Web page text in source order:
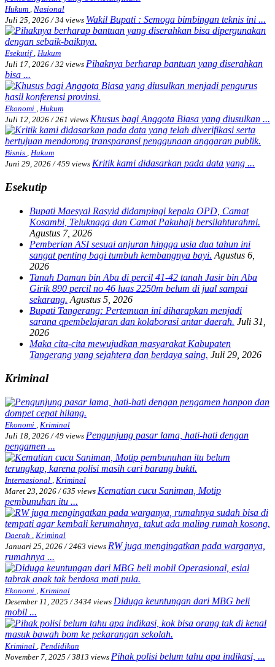
Hukum , Nasional
Juli 25, 2026 / 34 views Wakil Bupati : Semoga bimbingan teknis ini ...
Esekutif , Hukum
Juli 17, 2026 / 32 views Pihaknya berharap bantuan yang diserahkan
bisa ...
Ekonomi , Hukum
Juli 12, 2026 / 261 views Khusus bagi Anggota Biasa yang diusulkan ...
Bisnis , Hukum
Juni 29, 2026 / 459 views Kritik kami didasarkan pada data yang ...
Esekutip
Bupati Maesyal Rasyid didampingi kepala OPD, Camat
Kosambi, Teluknaga dan Camat Pakuhaji bersilahturahmi.
Agustus 7, 2026
Pemberian ASI sesuai anjuran hingga usia dua tahun ini
sangat penting bagi tumbuh kembangnya bayi. Agustus 6,
2026
Tanah Daman bin Aba di percil 41-42 tanah Jasir bin Aba
Girik 890 percil no 46 luas 2250m belum di jual sampai
sekarang. Agustus 5, 2026
Bupati Tangerang: Pertemuan ini diharapkan menjadi
sarana qpembelajaran dan kolaborasi antar daerah. Juli 31,
2026
Maka cita-cita mewujudkan masyarakat Kabupaten
Tangerang yang sejahtera dan berdaya saing. Juli 29, 2026
Kriminal
Ekonomi
Kriminal
Juli 18, 2026 / 49 views Pengunjung pasar lama, hati-hati dengan
pengamen ...
Internasional
Kriminal
Maret 23, 2026 / 635 views Kematian cucu Saniman, Motip
pembunuhan itu ...
Daerah
Kriminal
Januari 25, 2026 / 2463 views RW juga mengingatkan pada warganya,
rumahnya ...
Ekonomi
Kriminal
Desember 11, 2025 / 3434 views Diduga keuntungan dari MBG beli
mobil ...
Kriminal
Pendidikan
November 7, 2025 / 3813 views Pihak polisi belum tahu apa indikasi, ...